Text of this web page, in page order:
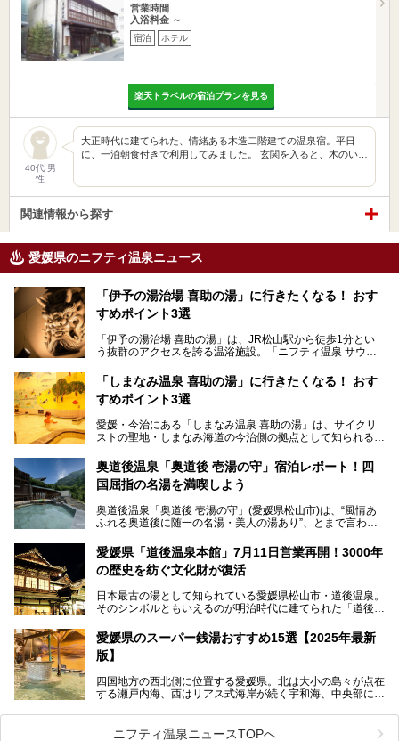
営業時間
入浴料金 ～
宿泊 ホテル
楽天トラベルの宿泊プランを見る
40代 男
性
大正時代に建てられた、情緒ある木造二階建ての温泉宿。平日
に、一泊朝食付きで利用してみました。 玄関を入ると、木のい…
関連情報から探す
愛媛県のニフティ温泉ニュース
「伊予の湯治場 喜助の湯」に行きたくなる！ おす
すめポイント3選
「伊予の湯治場 喜助の湯」は、JR松山駅から徒歩1分とい
う抜群のアクセスを誇る温浴施設。「ニフティ温泉 サウナ
ナーが訪れる人気スポットです。天然温泉・サウナ・岩盤
浴・食事・宿泊まで“癒しのすべて”がそろう人気施設の中で
も、特におすすめしたい3つのポイントについて厳選してお
「しまなみ温泉 喜助の湯」に行きたくなる！ おす
すめポイント3選
愛媛・今治にある「しまなみ温泉 喜助の湯」は、サイクリ
ストの聖地・しまなみ海道の今治側の拠点として知られる人
ばれていて、自転車ロッカーや工具、給水サービスなど、旅
人に嬉しい工夫がたっぷり。お風呂は内湯から半露天、サウ
ナまで種類豊富で広々空間。泉質も温度もバリエーション豊
ポイントについて厳選してお届けします。読めばきっと、行
きたくなること間違いなし！
奥道後温泉「奥道後 壱湯の守」宿泊レポート！四
国屈指の名湯を満喫しよう
奥道後温泉「奥道後 壱湯の守」(愛媛県松山市)は、“風情あ
ふれる奥道後に随一の名湯・美人の湯あり”、とまで言われ
露天風呂。日々の生活から隔離された非日常感を味わえま
す。
ト。今回はニフティ温泉ライターである筆者自ら宿泊し、名
物の大露天風呂「翠明の湯」の全浴槽をご紹介。また、パブ
その魅力をご紹介します！
愛媛県「道後温泉本館」7月11日営業再開！3000年
の歴史を紡ぐ文化財が復活
日本最古の湯として知られている愛媛県松山市・道後温泉。
そのシンボルともいえるのが明治時代に建てられた「道後温
いた保存修理工事が終わり、いよいよ2024年7月11日から
全館営業再開となります。
愛媛県のスーパー銭湯おすすめ15選【2025年最新
版】
四国地方の西北側に位置する愛媛県。北は大小の島々が点在
する瀬戸内海、西はリアス式海岸が続く宇和海、中央部には
な自然と、温暖な気候が魅力の県です。
日本最古の温泉といわれる道後温泉を筆頭に、多くの温泉が
ニフティ温泉ニュースTOPへ